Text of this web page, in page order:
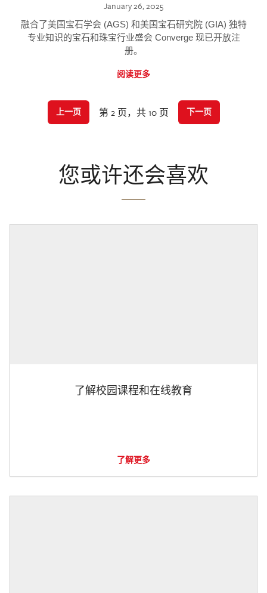
January 26, 2025
融合了美国宝石学会 (AGS) 和美国宝石研究院 (GIA) 独特
专业知识的宝石和珠宝行业盛会 Converge 现已开放注
册。
阅读更多
上一页 第 2 页，共 10 页 下一页
您或许还会喜欢
了解校园课程和在线教育
了解更多